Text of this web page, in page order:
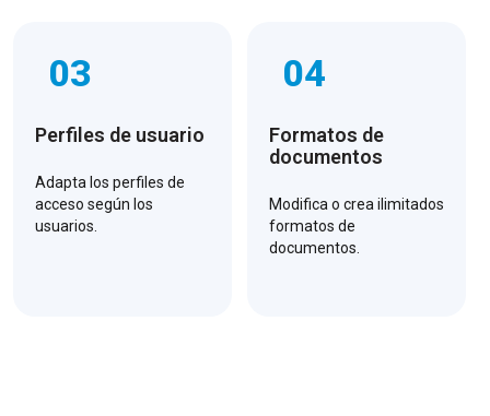
03
Perfiles de usuario
Adapta los perfiles de
acceso según los
usuarios.
04
Formatos de
documentos
Modifica o crea ilimitados
formatos de
documentos.